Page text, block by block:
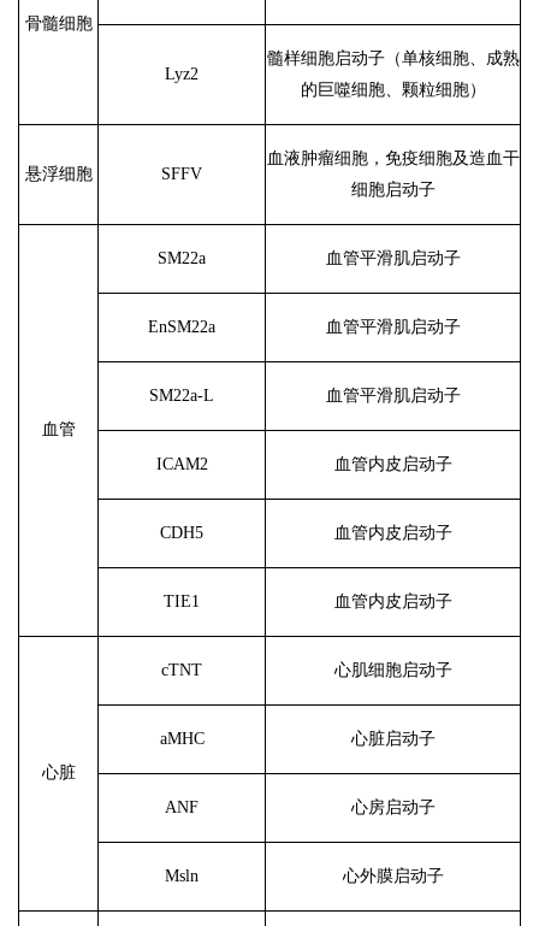
骨髓细胞
Lyz2
髓样细胞启动子（单核细胞、成熟
的巨噬细胞、颗粒细胞）
悬浮细胞 SFFV
血液肿瘤细胞，免疫细胞及造血干
细胞启动子
血管
SM22a 血管平滑肌启动子
EnSM22a 血管平滑肌启动子
SM22a-L 血管平滑肌启动子
ICAM2 血管内皮启动子
CDH5 血管内皮启动子
TIE1 血管内皮启动子
心脏
cTNT 心肌细胞启动子
aMHC 心脏启动子
ANF 心房启动子
Msln 心外膜启动子